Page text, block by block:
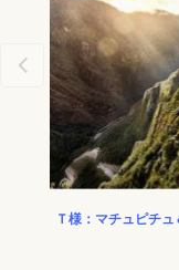
Ｔ様：マチュピチ